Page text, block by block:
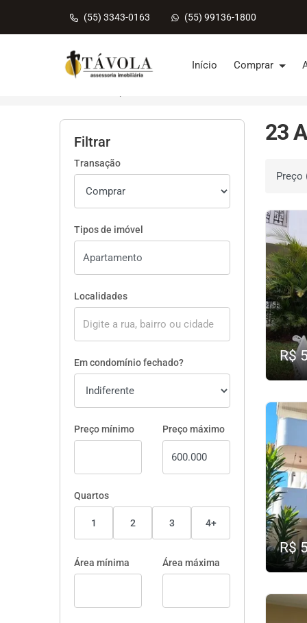
(55) 3343-0163 (55) 99136-1800
Página inicial
Início Comprar
Filtrar
Transação
Tipos de imóvel
Localidades
Em condomínio fechado?
Preço mínimo Preço máximo
Quartos
1 2 3 4+
Área mínima Área máxima
23
Ordenar
R$
R$